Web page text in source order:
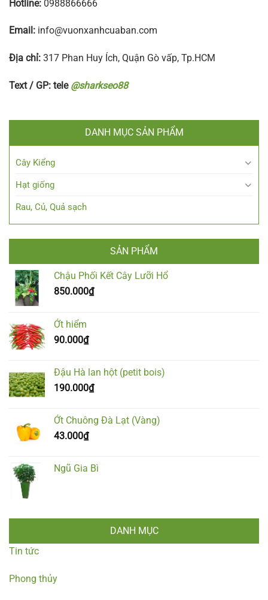
Hotline: 0988866666
Email: info@vuonxanhcuaban.com
Địa chỉ: 317 Phan Huy Ích, Quận Gò vấp, Tp.HCM
Text / GP: tele @sharkseo88
DANH MỤC SẢN PHẨM
Cây Kiểng
Hạt giống
Rau, Củ, Quả sạch
SẢN PHẨM
Chậu Phối Kết Cây Lưỡi Hổ
850.000₫
Ớt hiểm
90.000₫
Đậu Hà lan hột (petit bois)
190.000₫
Ớt Chuông Đà Lạt (Vàng)
43.000₫
Ngũ Gia Bì
DANH MỤC
Tin tức
Phong thủy